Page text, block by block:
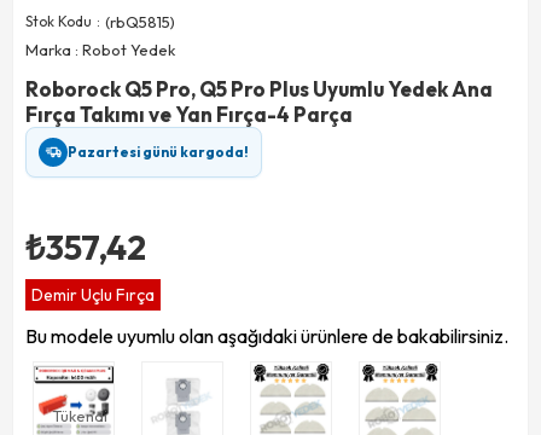
Stok Kodu
(rbQ5815)
Marka : Robot Yedek
Roborock Q5 Pro, Q5 Pro Plus Uyumlu Yedek Ana
Fırça Takımı ve Yan Fırça-4 Parça
Pazartesi günü kargoda!
₺357,42
Demir Uçlu Fırça
Bu modele uyumlu olan aşağıdaki ürünlere de bakabilirsiniz.
Tükendi